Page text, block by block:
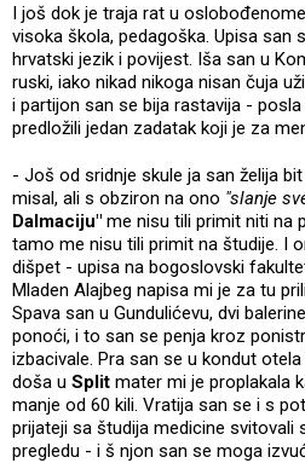
I još dok je traja rat u oslobođenome
visoka škola, pedagoška. Upisa san
hrvatski jezik i povijest. Iša san u
ruski, iako nikad nikoga nisan čuja
i partijon san se bija rastavija -
predložili jedan zadatak koji je za
- Još od sridnje skule ja san želija
misal, ali s obziron na ono "slanje
Dalmaciju" me nisu tili primit niti na
tamo me nisu tili primit na študije. I
dišpet - upisa na bogoslovski
Mladen Alajbeg napisa mi je za tu
Spava san u Gundulićevu, dvi
ponoći, i to san se penja kroz
izbacivale. Pra san se u kondut otela
doša u Split mater mi je proplakala
manje od 60 kili. Vratija san se i s
prijateji sa študija medicine svitovali
pregledu - i š njon san se moga